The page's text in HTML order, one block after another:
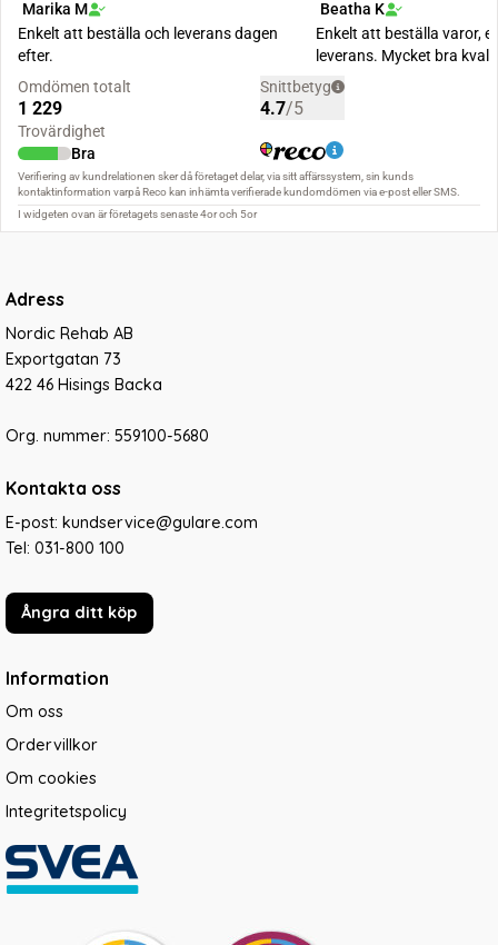
Adress
Nordic Rehab AB
Exportgatan 73
422 46 Hisings Backa
Org. nummer: 559100-5680
Kontakta oss
E-post: kundservice@gulare.com
Tel: 031-800 100
Ångra ditt köp
Information
Om oss
Ordervillkor
Om cookies
Integritetspolicy